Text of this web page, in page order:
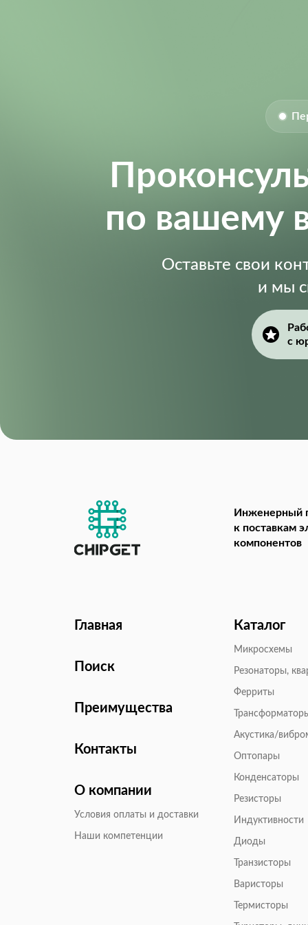
по вашему
Оставьте свои
и мы
с
Инженерный
к поставкам
компонентов
Главная
Поиск
Преимущества
Контакты
О компании
Условия оплаты и доставки
Наши компетенции
Каталог
Микросхемы
Резонаторы,
Ферриты
Акустика/
Оптопары
Конденсаторы
Резисторы
Индуктивности
Диоды
Транзисторы
Варисторы
Термисторы